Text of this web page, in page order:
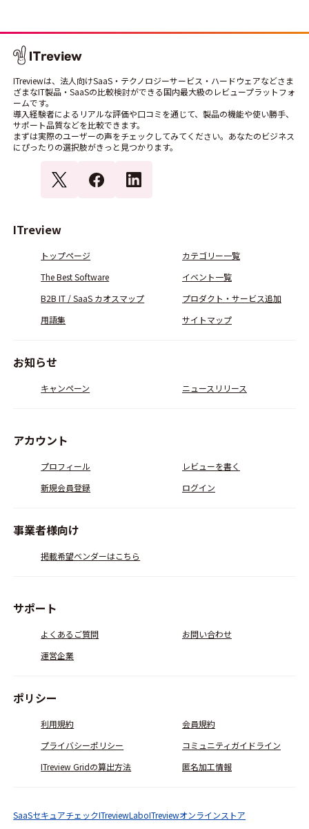
ITreviewは、法人向けSaaS・テクノロジーサービス・ハードウェアなどさま
ざまなIT製品・SaaSの比較検討ができる国内最大級のレビュープラットフォ
ームです。
導入経験者によるリアルな評価や口コミを通じて、製品の機能や使い勝手、
サポート品質などを比較できます。
まずは実際のユーザーの声をチェックしてみてください。あなたのビジネス
にぴったりの選択肢がきっと見つかります。
ITreview
トップページ
カテゴリー一覧
The Best Software
イベント一覧
B2B IT / SaaS カオスマップ
プロダクト・サービス追加
用語集
サイトマップ
お知らせ
キャンペーン ニュースリリース
アカウント
プロフィール
レビューを書く
新規会員登録
ログイン
事業者様向け
掲載希望ベンダーはこちら
サポート
よくあるご質問
お問い合わせ
運営企業
ポリシー
利用規約
会員規約
プライバシーポリシー
コミュニティガイドライン
ITreview Gridの算出方法
匿名加工情報
SaaSセキュアチェックITreviewLaboITreviewオンラインストア